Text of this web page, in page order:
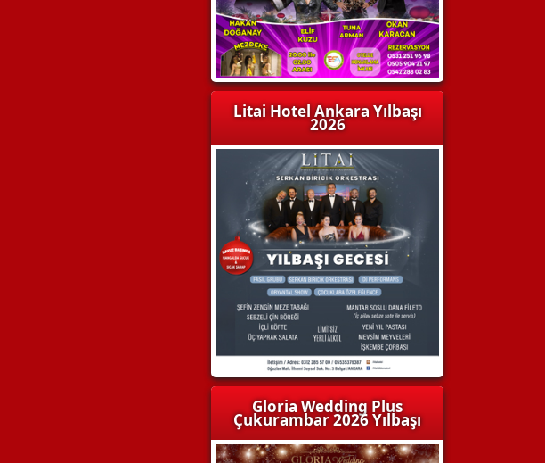
Litai Hotel Ankara Yılbaşı
2026
Gloria Wedding Plus
Çukurambar 2026 Yılbaşı